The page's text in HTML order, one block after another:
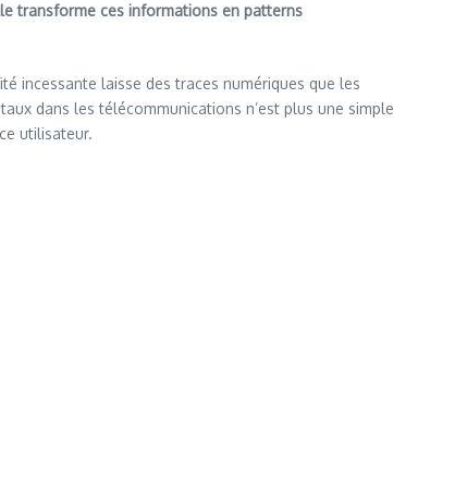
transforme ces informations en patterns
incessante laisse des traces numériques que les
dans les télécommunications n’est plus une simple
utilisateur.